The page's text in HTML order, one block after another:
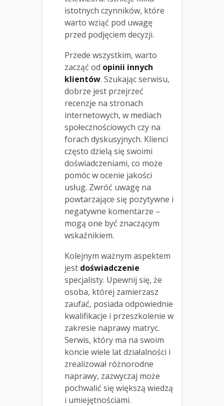
istotnych czynników, które
warto wziąć pod uwagę
przed podjęciem decyzji.
Przede wszystkim, warto
zacząć od opinii innych
klientów. Szukając serwisu,
dobrze jest przejrzeć
recenzje na stronach
internetowych, w mediach
społecznościowych czy na
forach dyskusyjnych. Klienci
często dzielą się swoimi
doświadczeniami, co może
pomóc w ocenie jakości
usług. Zwróć uwagę na
powtarzające się pozytywne i
negatywne komentarze –
mogą one być znaczącym
wskaźnikiem.
Kolejnym ważnym aspektem
jest doświadczenie
specjalisty. Upewnij się, że
osoba, której zamierzasz
zaufać, posiada odpowiednie
kwalifikacje i przeszkolenie w
zakresie naprawy matryc.
Serwis, który ma na swoim
koncie wiele lat działalności i
zrealizował różnorodne
naprawy, zazwyczaj może
pochwalić się większą wiedzą
i umiejętnościami.